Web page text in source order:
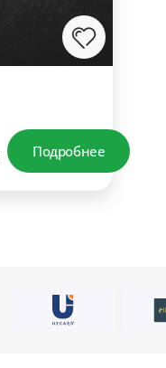
Подробнее